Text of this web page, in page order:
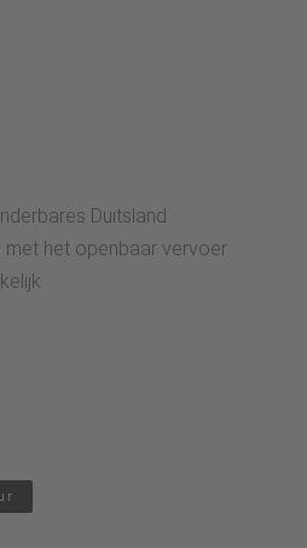
Duitsland
met het openbaar vervoer